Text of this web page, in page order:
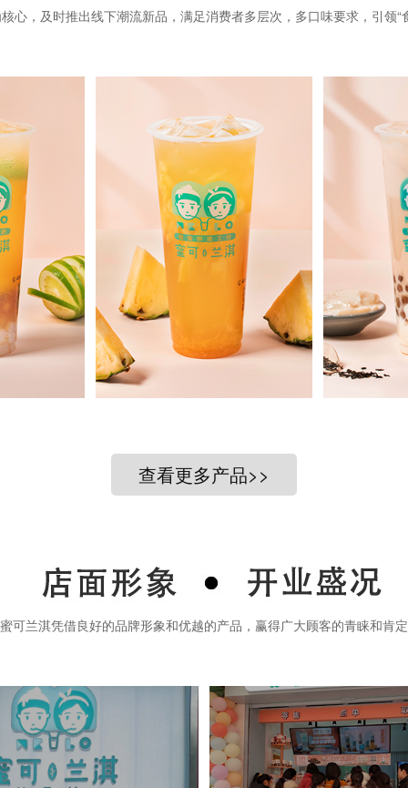
心，及时推出线下潮流新品，满足消费者多层次，多口味要求，引领“
查看更多产品>>
蜜可兰淇凭借良好的品牌形象和优越的产品，赢得广大顾客的青睐和肯定